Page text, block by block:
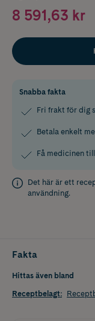
8 591,63 kr
Snabba fakta
Fri frakt för dig
Betala enkelt
Få medicinen
Det här är ett
användning.
Fakta
Hittas även bland
Receptbelagt: